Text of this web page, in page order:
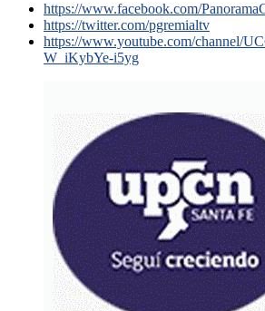
https://www.facebook.com/
https://twitter.com/pgremialtv
https://www.youtube.com/channel/
W_iKybYe-i5yg